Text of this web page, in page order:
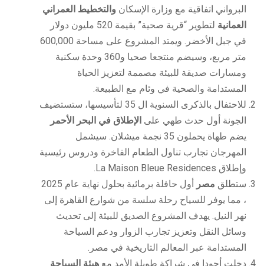
البرواني اتفاقية مع وزارة الإسكان والتخطيط العمراني
العمانية
لتطوير “قرية صحية” بقيمة 520 مليون دولار
في جبل الأخضر. ويمتد المشروع على مساحة 600,000
متر مربع، وسيضم منتجعا صحيا و360 وحدة سكنية
ومسارات صديقة للبيئة مصممة لتعزيز الحياة
المستدامة والصحية في وئام مع الطبيعة.
للاحتفال بالذكرى السنوية ال 35 لتأسيسها، ستستضيف
الجونة أول حدث طهي على الإطلاق في البحر الأحمر
يضم طهاة يحملون 35 نجمة ميشلان. سيشمل
المهرجان تجارب تناول الطعام الفاخرة ودروس رئيسية
وإطلاق La Maison Bleue Residences.
ستطلق مصر
أول حافلة برمائية بحلول نهاية عام 2025
، مما يوفر للسياح رحلة سلسة من شوارع القاهرة إلى
نهر النيل. يهدف المشروع الصديق للبيئة إلى تحديث
وسائل النقل وتعزيز تجارب الزوار ودعم السياحة
المستدامة عبر المعالم التاريخية في مصر.
دخلت أجودا في شراكة طويلة الأمد مع هيئة السياحة